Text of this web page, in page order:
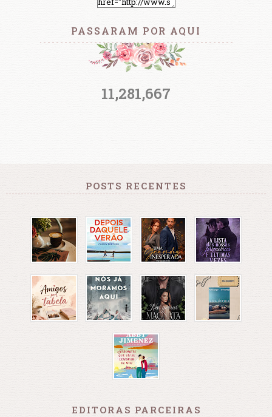
PASSARAM POR AQUI
11,281,667
POSTS RECENTES
EDITORAS PARCEIRAS